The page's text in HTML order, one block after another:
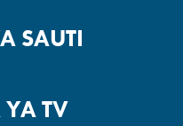
SAUTI
TV